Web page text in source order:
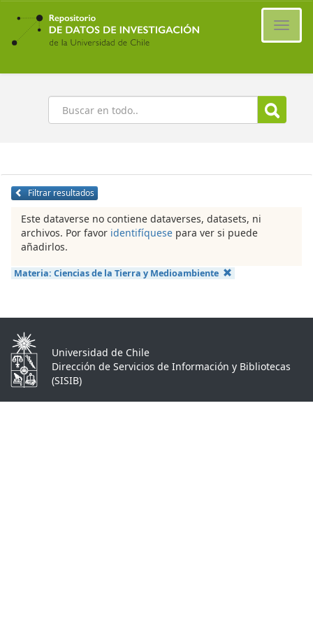
Ir
contenido
principal
Buscar
Filtrar resultados
Este dataverse no contiene dataverses, datasets, ni
archivos. Por favor identifíquese para ver si puede
añadirlos.
Materia: Ciencias de la Tierra y Medioambiente
Universidad de Chile
Dirección de Servicios de Información y Bibliotecas
(SISIB)